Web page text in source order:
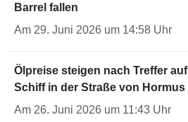
Barrel fallen
Am 29. Juni 2026 um 14:58 Uhr
Ölpreise steigen nach Treffer auf
Schiff in der Straße von Hormus
Am 26. Juni 2026 um 11:43 Uhr